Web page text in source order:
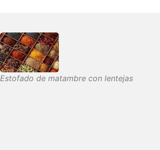
Estofado de matambre con lentejas